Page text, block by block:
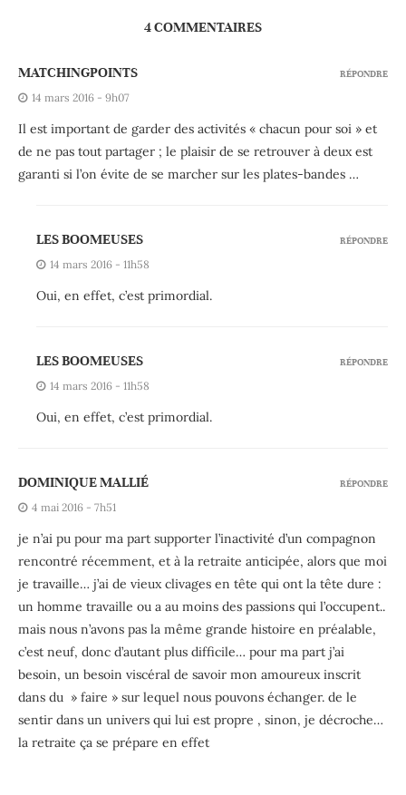
4 COMMENTAIRES
MATCHINGPOINTS
14 mars 2016 - 9h07
Il est important de garder des activités « chacun pour soi » et
de ne pas tout partager ; le plaisir de se retrouver à deux est
garanti si l’on évite de se marcher sur les plates-bandes …
RÉPONDRE
LES BOOMEUSES
14 mars 2016 - 11h58
Oui, en effet, c’est primordial.
RÉPONDRE
LES BOOMEUSES
14 mars 2016 - 11h58
Oui, en effet, c’est primordial.
RÉPONDRE
DOMINIQUE MALLIÉ
4 mai 2016 - 7h51
je n’ai pu pour ma part supporter l’inactivité d’un compagnon
rencontré récemment, et à la retraite anticipée, alors que moi
je travaille… j’ai de vieux clivages en tête qui ont la tête dure :
un homme travaille ou a au moins des passions qui l’occupent..
mais nous n’avons pas la même grande histoire en préalable,
c’est neuf, donc d’autant plus difficile… pour ma part j’ai
besoin, un besoin viscéral de savoir mon amoureux inscrit
dans du » faire » sur lequel nous pouvons échanger. de le
sentir dans un univers qui lui est propre , sinon, je décroche…
la retraite ça se prépare en effet
RÉPONDRE